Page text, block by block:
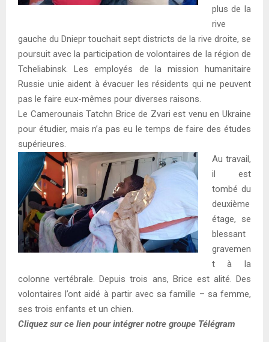
plus de la
rive
gauche du Dniepr touchait sept districts de la rive droite, se
poursuit avec la participation de volontaires de la région de
Tcheliabinsk. Les employés de la mission humanitaire
Russie unie aident à évacuer les résidents qui ne peuvent
pas le faire eux-mêmes pour diverses raisons.
Le Camerounais Tatchn Brice de Zvari est venu en Ukraine
pour étudier, mais n’a pas eu le temps de faire des études
supérieures.
Au travail,
il est
tombé du
deuxième
étage, se
blessant
gravemen
t à la
colonne vertébrale. Depuis trois ans, Brice est alité. Des
volontaires l’ont aidé à partir avec sa famille – sa femme,
ses trois enfants et un chien.
Cliquez sur ce lien pour intégrer notre groupe Télégram